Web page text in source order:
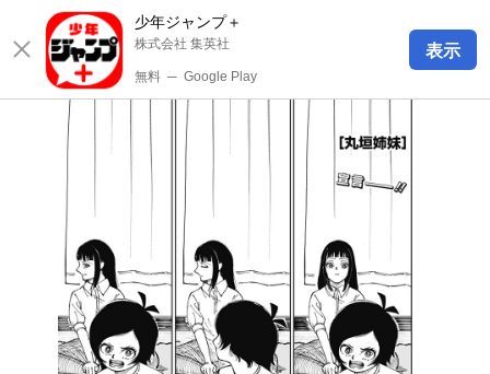
少年ジャンプ＋
株式会社 集英社
無料 ─ Google Play
表示